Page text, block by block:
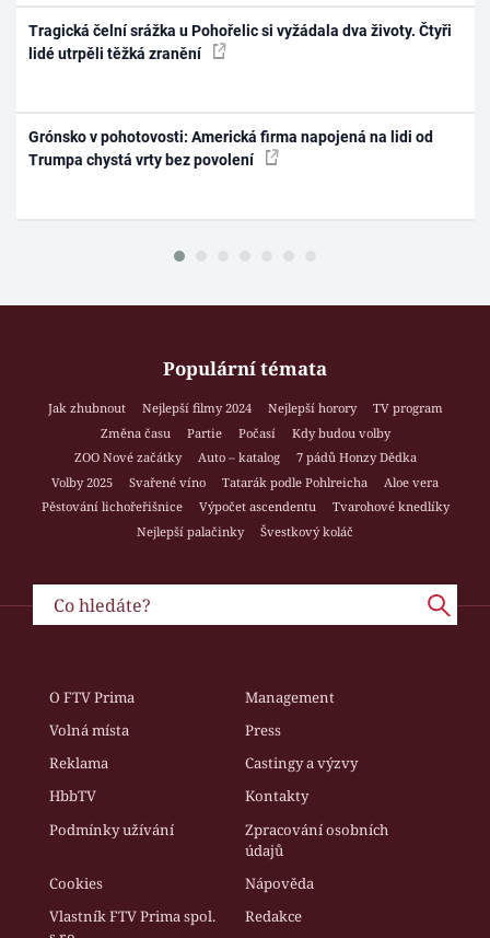
Tragická čelní srážka u Pohořelic si vyžádala dva životy. Čtyři
lidé utrpěli těžká zranění
Grónsko v pohotovosti: Americká firma napojená na lidi od
Trumpa chystá vrty bez povolení
Populární témata
Jak zhubnout Nejlepší filmy 2024 Nejlepší horory
TV program
Změna času
Partie Počasí
Kdy budou volby
ZOO Nové začátky
Auto – katalog
7 pádů Honzy Dědka
Volby 2025
Svařené víno Tatarák podle Pohlreicha
Aloe vera
Pěstování lichořeřišnice
Výpočet ascendentu
Tvarohové knedlíky
Nejlepší palačinky
Švestkový koláč
O FTV Prima
Management
Volná místa
Press
Reklama
Castingy a výzvy
HbbTV
Kontakty
Podmínky užívání
Zpracování osobních
údajů
Cookies
Nápověda
Vlastník FTV Prima spol.
Redakce